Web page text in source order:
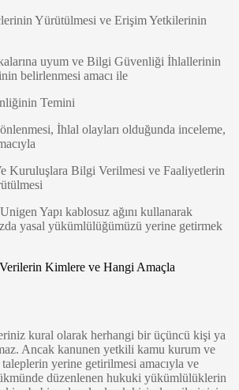
Yürütülmesi ve Erişim Yetkilerinin
uyum ve Bilgi Güvenliği İhlallerinin
belirlenmesi amacı ile
Temini
İhlal olayları olduğunda inceleme,
Kuruluşlara Bilgi Verilmesi ve Faaliyetlerin
Yapı kablosuz ağını kullanarak
yasal yükümlülüğümüzü yerine getirmek
Kimlere ve Hangi Amaçla
kural olarak herhangi bir üçüncü kişi ya
Ancak kanunen yetkili kamu kurum ve
yerine getirilmesi amacıyla ve
düzenlenen hukuki yükümlülüklerin